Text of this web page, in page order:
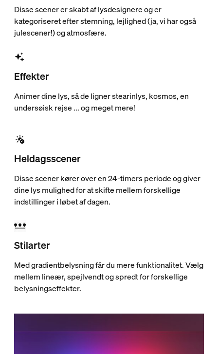
Disse scener er skabt af lysdesignere og er
kategoriseret efter stemning, lejlighed (ja, vi har også
julescener!) og atmosfære.
Effekter
Animer dine lys, så de ligner stearinlys, kosmos, en
undersøisk rejse ... og meget mere!
Heldagsscener
Disse scener kører over en 24-timers periode og giver
dine lys mulighed for at skifte mellem forskellige
indstillinger i løbet af dagen.
Stilarter
Med gradientbelysning får du mere funktionalitet. Vælg
mellem lineær, spejlvendt og spredt for forskellige
belysningseffekter.